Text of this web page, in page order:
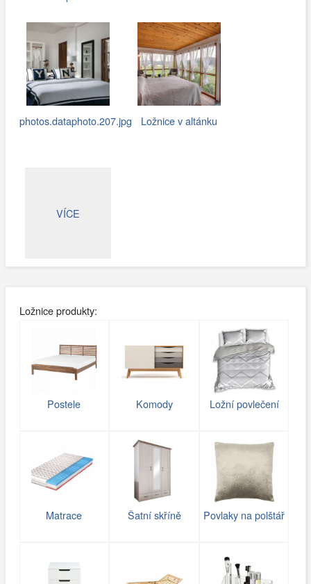
photos.dataphoto.207.jpg Ložnice v altánku
VÍCE
Ložnice produkty:
Postele Komody Ložní povlečení
Matrace Šatní skříně Povlaky na polštář